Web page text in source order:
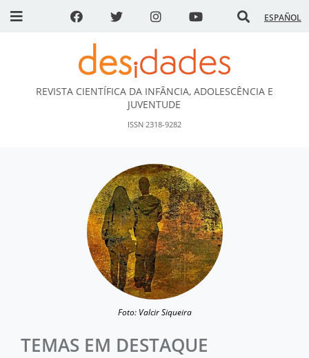
ESPAÑOL
DESidades
REVISTA CIENTÍFICA DA INFÂNCIA, ADOLESCÊNCIA E
JUVENTUDE
ISSN 2318-9282
Foto: Valcir Siqueira
TEMAS EM DESTAQUE